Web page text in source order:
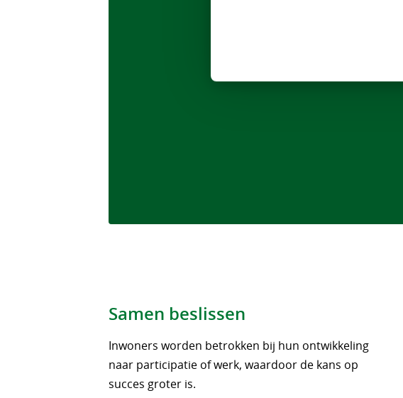
Samen beslissen
Inwoners worden betrokken bij hun ontwikkeling
naar participatie of werk, waardoor de kans op
succes groter is.